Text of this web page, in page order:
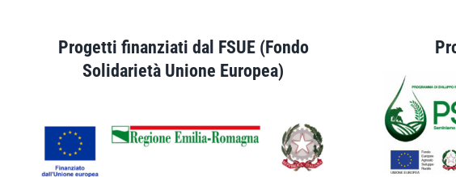
Progetti finanziati dal FSUE (Fondo
Solidarietà Unione Europea)